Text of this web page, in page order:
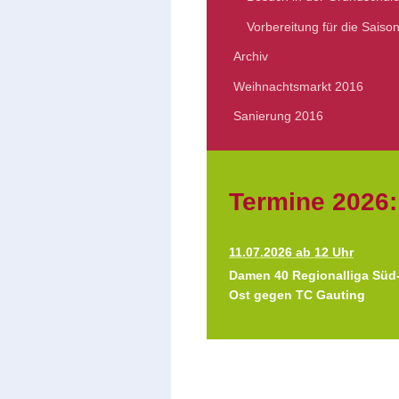
Vorbereitung für die Saison
Archiv
Weihnachtsmarkt 2016
Sanierung 2016
Termine 2026:
11.07.2026 ab 12 Uhr
Damen 40 Regionalliga
Ost gegen TC Gauting